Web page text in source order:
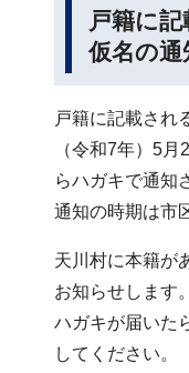
戸籍に
仮名の通
戸籍に記載され
（令和7年）5
らハガキで通知
通知の時期は市
天川村に本籍が
お知らせします。
ハガキが届いた
してください。